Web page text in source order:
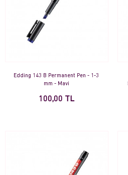
Edding 143 B Permanent Pen - 1-3
mm - Mavi
100,00 TL